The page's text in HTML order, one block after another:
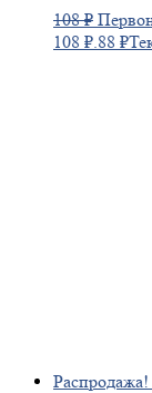
108₽
108 ₽. 88 ₽
Распродажа!